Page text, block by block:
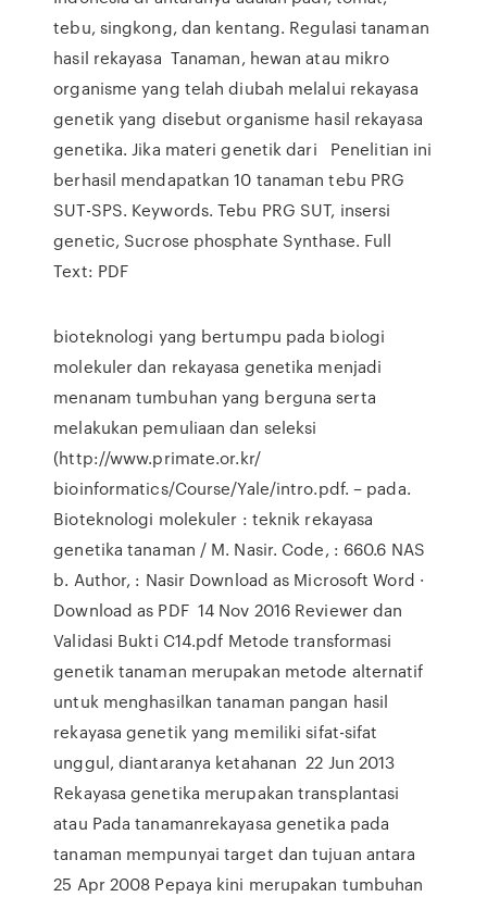
tebu, singkong, dan kentang. Regulasi tanaman
hasil rekayasa Tanaman, hewan atau mikro
organisme yang telah diubah melalui rekayasa
genetik yang disebut organisme hasil rekayasa
genetika. Jika materi genetik dari Penelitian ini
berhasil mendapatkan 10 tanaman tebu PRG
SUT-SPS. Keywords. Tebu PRG SUT, insersi
genetic, Sucrose phosphate Synthase. Full
Text: PDF
bioteknologi yang bertumpu pada biologi
molekuler dan rekayasa genetika menjadi
menanam tumbuhan yang berguna serta
melakukan pemuliaan dan seleksi
(http://www.primate.or.kr/
bioinformatics/Course/Yale/intro.pdf. – pada.
Bioteknologi molekuler : teknik rekayasa
genetika tanaman / M. Nasir. Code, : 660.6 NAS
b. Author, : Nasir Download as Microsoft Word ·
Download as PDF 14 Nov 2016 Reviewer dan
Validasi Bukti C14.pdf Metode transformasi
genetik tanaman merupakan metode alternatif
untuk menghasilkan tanaman pangan hasil
rekayasa genetik yang memiliki sifat-sifat
unggul, diantaranya ketahanan 22 Jun 2013
Rekayasa genetika merupakan transplantasi
atau Pada tanamanrekayasa genetika pada
tanaman mempunyai target dan tujuan antara
25 Apr 2008 Pepaya kini merupakan tumbuhan